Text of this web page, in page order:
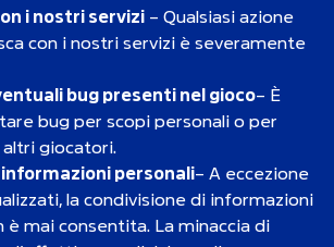
i nostri servizi – Qualsiasi azione
con i nostri servizi è severamente
bug presenti nel gioco– È
bug per scopi personali o per
giocatori.
personali– A eccezione
la condivisione di informazioni
è mai consentita. La minaccia di